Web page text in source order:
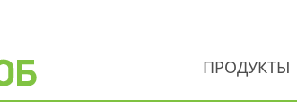
ПРОДУКТЫ